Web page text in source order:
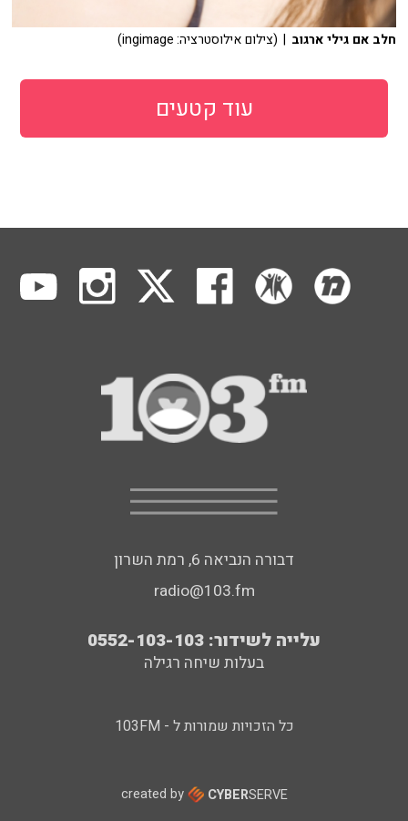
חלב אם גילי ארגוב | (צילום אילוסטרציה: ingimage)
עוד קטעים
דבורה הנביאה 6, רמת השרון
radio@103.fm
עלייה לשידור: 0552-103-103
בעלות שיחה רגילה
כל הזכויות שמורות ל - 103FM
created by CYBERSERVE